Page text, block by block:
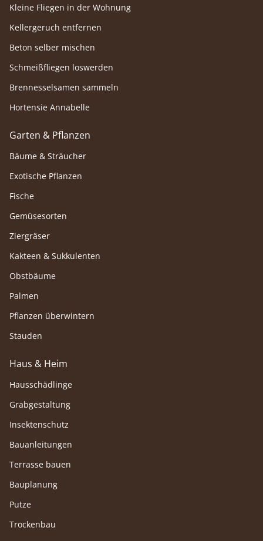
Kleine Fliegen in der Wohnung
Kellergeruch entfernen
Beton selber mischen
Schmeißfliegen loswerden
Brennesselsamen sammeln
Hortensie Annabelle
Garten & Pflanzen
Bäume & Sträucher
Exotische Pflanzen
Fische
Gemüsesorten
Ziergräser
Kakteen & Sukkulenten
Obstbäume
Palmen
Pflanzen überwintern
Stauden
Haus & Heim
Hausschädlinge
Grabgestaltung
Insektenschutz
Bauanleitungen
Terrasse bauen
Bauplanung
Putze
Trockenbau